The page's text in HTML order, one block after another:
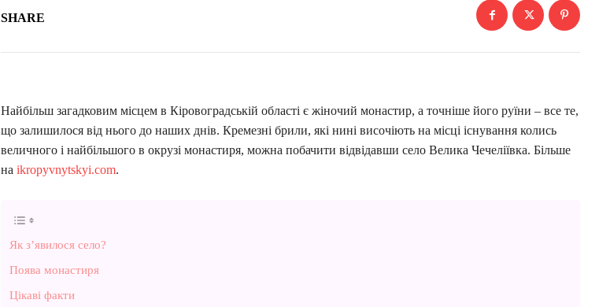
SHARE
Найбільш загадковим місцем в Кіровоградській області є жіночий монастир, а точніше його руїни – все те,
що залишилося від нього до наших днів. Кремезні брили, які нині височіють на місці існування колись
величного і найбільшого в окрузі монастиря, можна побачити відвідавши село Велика Чечеліївка. Більше
на ikropyvnytskyi.com.
Як з’явилося село?
Поява монастиря
Цікаві факти